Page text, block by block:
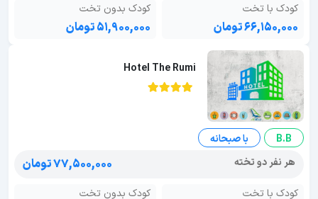
کودک با تخت
۶۶,۱۵۰,۰۰۰ تومان
کودک بدون تخت
۵۱,۹۰۰,۰۰۰ تومان
Hotel The Rumi
B.B
با صبحانه
هر نفر دو تخته
۷۷,۵۰۰,۰۰۰ تومان
کودک با تخت کودک بدون تخت